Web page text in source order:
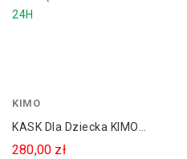
24H
KIMO
KASK Dla Dziecka KIMO
CROSS / QUAD
280,00 zł